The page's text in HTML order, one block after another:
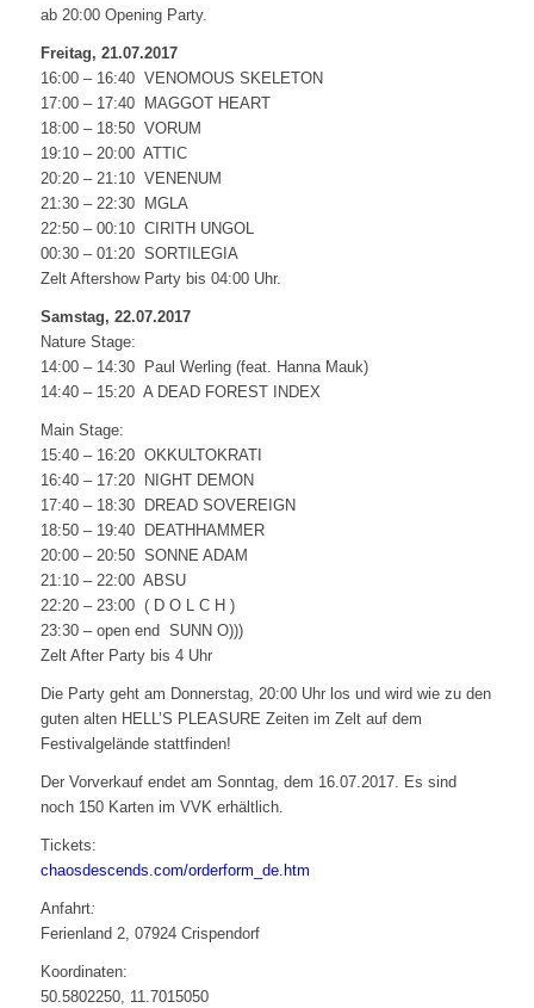
ab 20:00 Opening Party.
Freitag, 21.07.2017
16:00 – 16:40 VENOMOUS SKELETON
17:00 – 17:40 MAGGOT HEART
18:00 – 18:50 VORUM
19:10 – 20:00 ATTIC
20:20 – 21:10 VENENUM
21:30 – 22:30 MGLA
22:50 – 00:10 CIRITH UNGOL
00:30 – 01:20 SORTILEGIA
Zelt Aftershow Party bis 04:00 Uhr.
Samstag, 22.07.2017
Nature Stage:
14:00 – 14:30 Paul Werling (feat. Hanna Mauk)
14:40 – 15:20 A DEAD FOREST INDEX
Main Stage:
15:40 – 16:20 OKKULTOKRATI
16:40 – 17:20 NIGHT DEMON
17:40 – 18:30 DREAD SOVEREIGN
18:50 – 19:40 DEATHHAMMER
20:00 – 20:50 SONNE ADAM
21:10 – 22:00 ABSU
22:20 – 23:00 ( D O L C H )
23:30 – open end SUNN O)))
Zelt After Party bis 4 Uhr
Die Party geht am Donnerstag, 20:00 Uhr los und wird wie zu den
guten alten HELL’S PLEASURE Zeiten im Zelt auf dem
Festivalgelände stattfinden!
Der Vorverkauf endet am Sonntag, dem 16.07.2017. Es sind
noch 150 Karten im VVK erhältlich.
Tickets:
chaosdescends.com/orderform_de.htm
Anfahrt:
Ferienland 2, 07924 Crispendorf
Koordinaten:
50.5802250, 11.7015050